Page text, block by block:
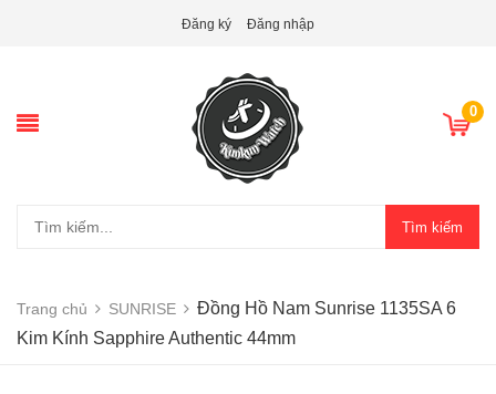
Đăng ký Đăng nhập
0
Tìm kiếm
Trang chủ SUNRISE
Đồng Hồ Nam Sunrise 1135SA 6
Kim Kính Sapphire Authentic 44mm